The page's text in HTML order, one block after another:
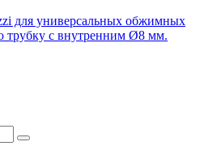
для универсальных обжимных
трубку с внутренним Ø8 мм.